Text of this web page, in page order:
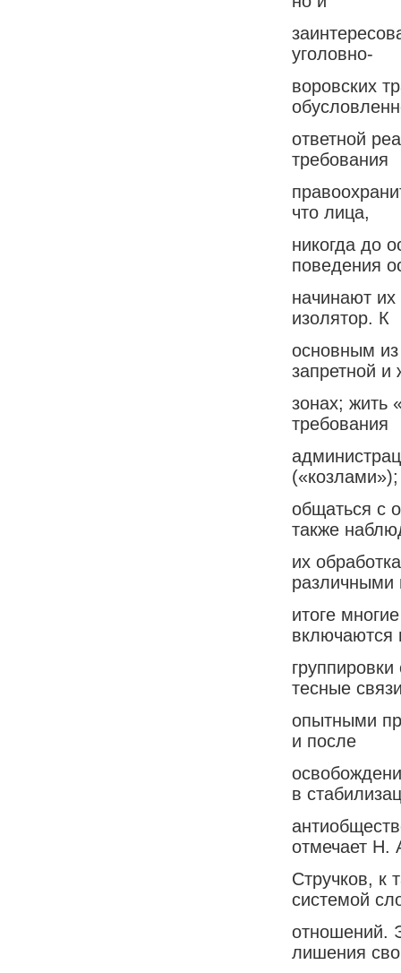
уголовно-
воровских
ответной
требования
что лица,
никогда до
поведения
начинают
изолятор. К
основным из
запретной и
зонах; жить
требования
общаться с
также
их
различными
итоге
включаются
тесные
опытными
и после
в
отмечает Н.
Стручков, к
системой
отношений.
лишения